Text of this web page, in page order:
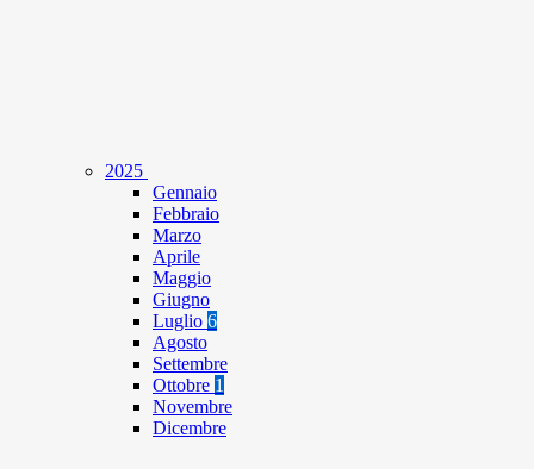
2025
Gennaio
Febbraio
Marzo
Aprile
Maggio
Giugno
Luglio 6
Agosto
Settembre
Ottobre 1
Novembre
Dicembre